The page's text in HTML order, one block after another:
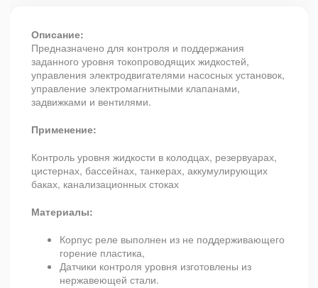
Описание:
Предназначено для контроля и поддержания
заданного уровня токопроводящих жидкостей,
управления электродвигателями насосных установок,
управление электромагнитными клапанами,
задвижками и вентилями.
Применение:
Контроль уровня жидкости в колодцах, резервуарах,
цистернах, бассейнах, танкерах, аккумулирующих
баках, канализационных стоках
Материалы:
Корпус реле выполнен из не поддерживающего
горение пластика,
Датчики контроля уровня изготовлены из
нержавеющей стали.